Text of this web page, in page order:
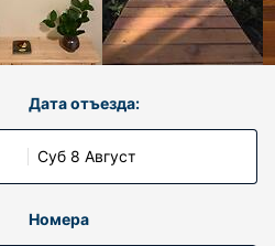
Дата отъезда:
Суб 8 Август
Номера